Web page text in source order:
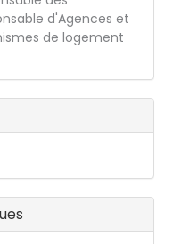
d'Agences et
de logement